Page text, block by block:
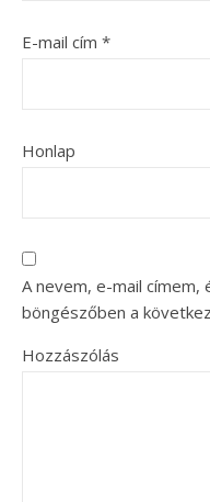
E-mail cím *
Honlap
A nevem, e-mail
böngészőben a
Hozzászólás